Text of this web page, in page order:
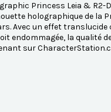
Princess Leia &
holographique de la
Avec un effet
endommagée, la qualité
sur